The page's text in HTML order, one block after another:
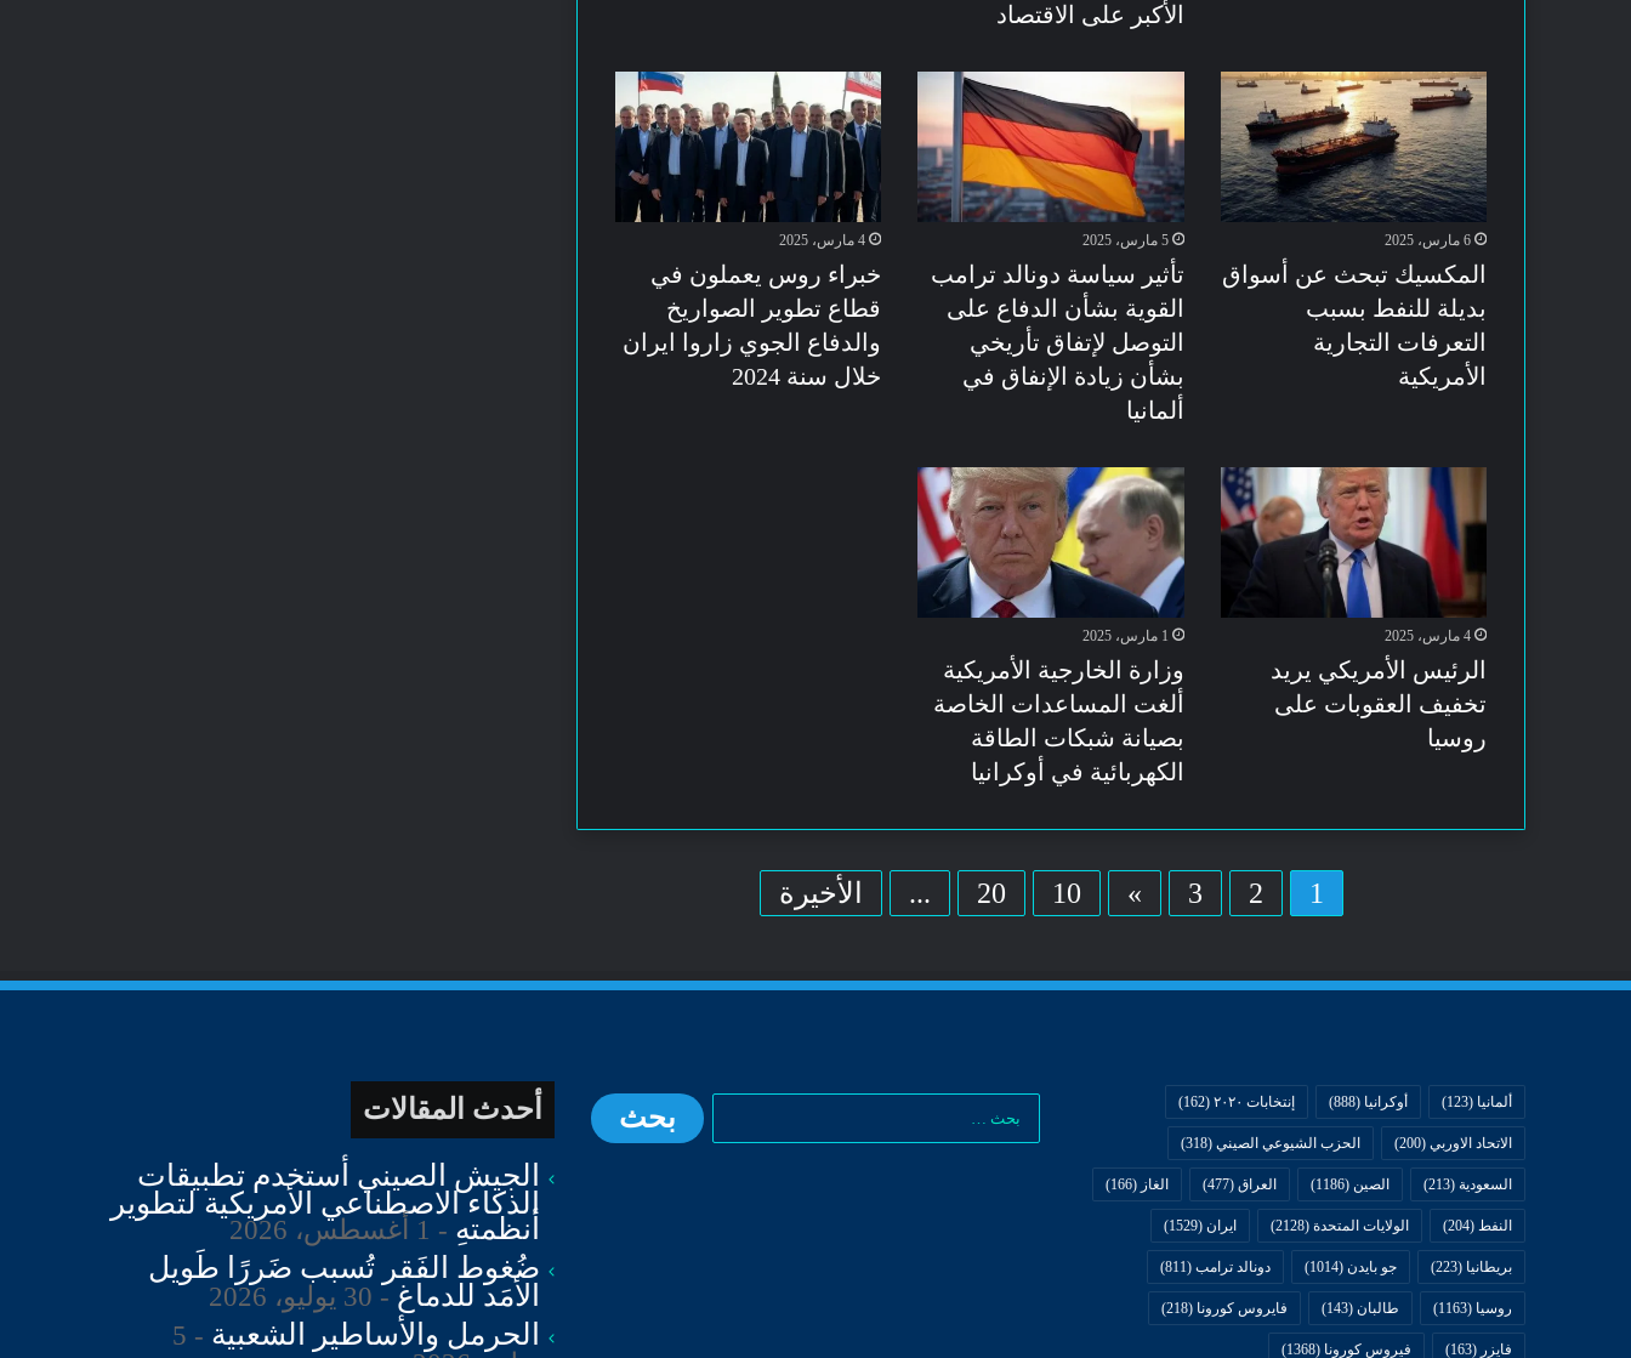
الأكبر على الاقتصاد
6 مارس، 2025
المكسيك تبحث عن أسواق
بديلة للنفط بسبب
التعرفات التجارية
الأمريكية
5 مارس، 2025
تأثير سياسة دونالد ترامب
القوية بشأن الدفاع على
التوصل لإتفاق تأريخي
بشأن زيادة الإنفاق في
ألمانيا
4 مارس، 2025
خبراء روس يعملون في
قطاع تطوير الصواريخ
والدفاع الجوي زاروا ايران
خلال سنة 2024
4 مارس، 2025
الرئيس الأمريكي يريد
تخفيف العقوبات على
روسيا
1 مارس، 2025
وزارة الخارجية الأمريكية
ألغت المساعدات الخاصة
بصيانة شبكات الطاقة
الكهربائية في أوكرانيا
1
2
3
»
10
20
... الأخيرة
ألمانيا (123) أوكرانيا (888) إنتخابات ٢٠٢٠ (162)
الاتحاد الاوربي (200) الحزب الشيوعي الصيني (318)
السعودية (213) الصين (1186) العراق (477) الغاز (166)
النفط (204) الولايات المتحدة (2128) ايران (1529)
بريطانيا (223) جو بايدن (1014) دونالد ترامب (811)
روسيا (1163) طالبان (143) فايروس كورونا (218)
فايزر (163) فيروس كورونا (1368)
البحث
عن:
أحدث المقالات
الجيش الصيني أستخدم تطبيقات
الذكاء الاصطناعي الأمريكية لتطوير
أنظمتهِ 1 أغسطس، 2026
ضُغوط الفَقر تُسبب ضَررًا طَويل
الأمَد للدماغ
30 يوليو، 2026
الحرمل والأساطير الشعبية
5